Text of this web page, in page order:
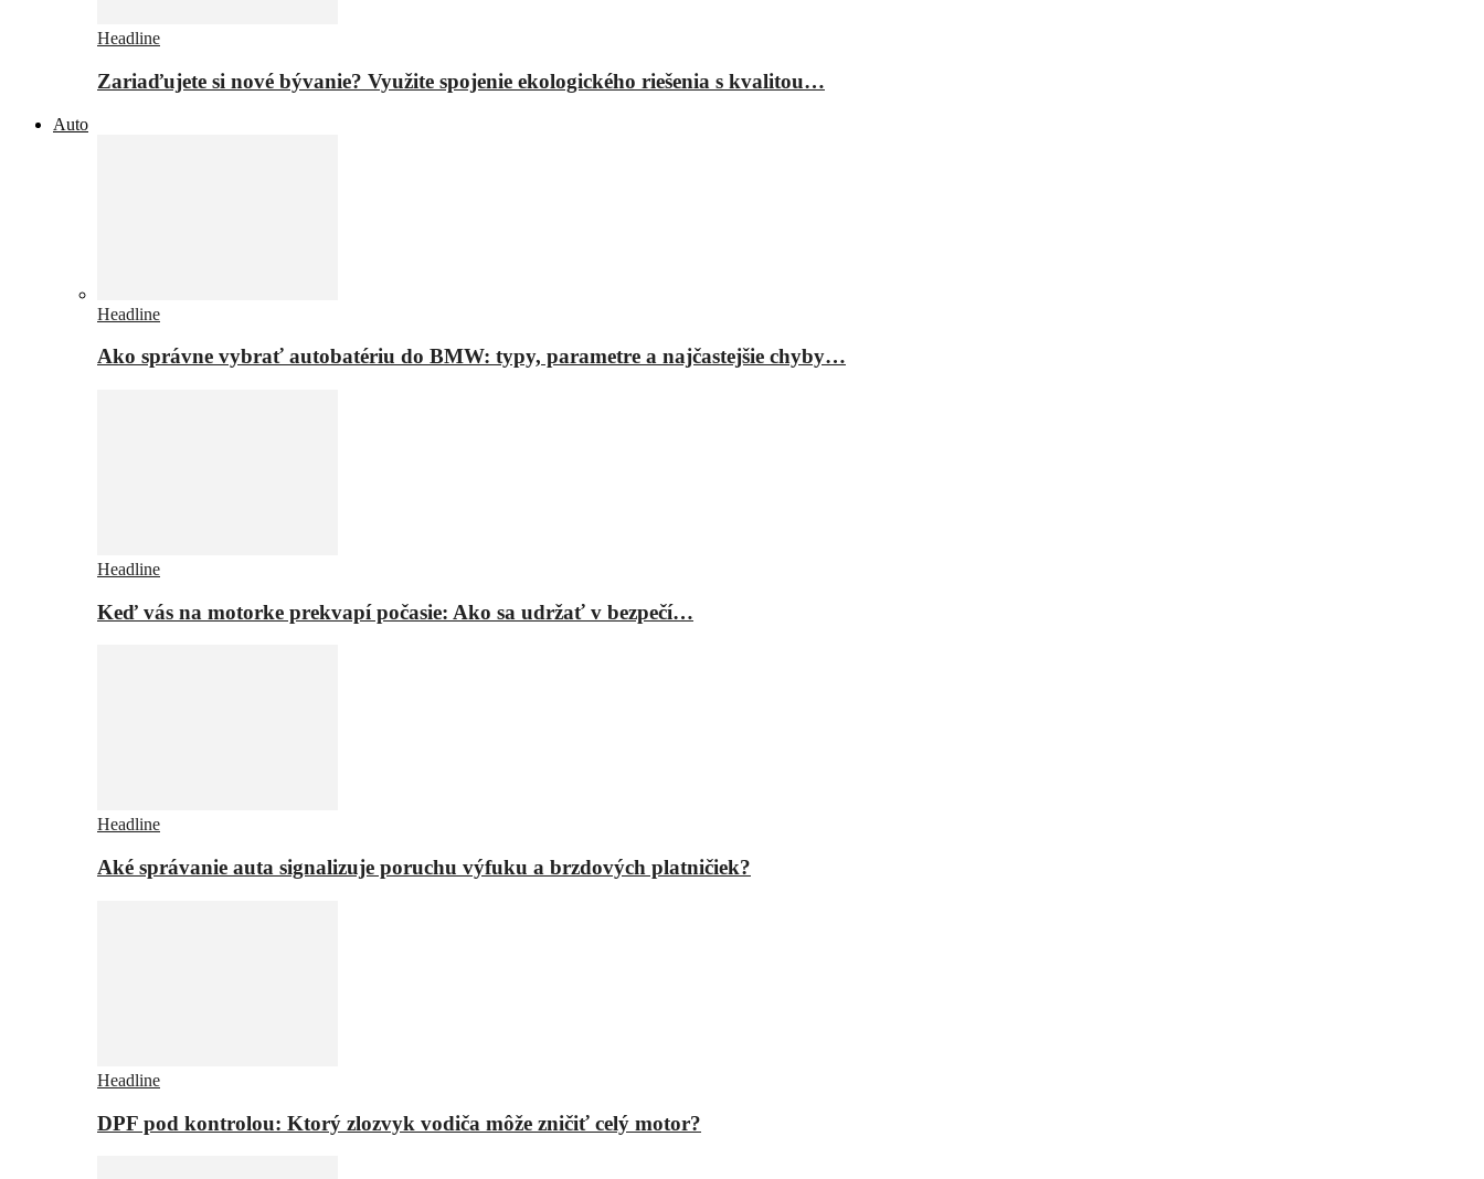
Headline
Zariaďujete si nové bývanie? Využite spojenie ekologického riešenia s kvalitou…
Auto
Headline
Ako správne vybrať autobatériu do BMW: typy, parametre a najčastejšie chyby…
Headline
Keď vás na motorke prekvapí počasie: Ako sa udržať v bezpečí…
Headline
Aké správanie auta signalizuje poruchu výfuku a brzdových platničiek?
Headline
DPF pod kontrolou: Ktorý zlozvyk vodiča môže zničiť celý motor?